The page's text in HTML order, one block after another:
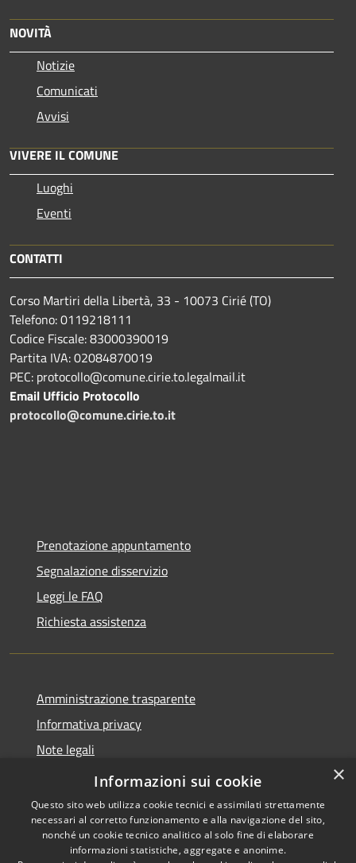
NOVITÀ
Notizie
Comunicati
Avvisi
VIVERE IL COMUNE
Luoghi
Eventi
CONTATTI
Corso Martiri della Libertà, 33 - 10073 Cirié (TO)
Telefono: 0119218111
Codice Fiscale: 83000390019
Partita IVA: 02084870019
PEC: protocollo@comune.cirie.to.legalmail.it
Email Ufficio Protocollo
protocollo@comune.cirie.to.it
Prenotazione appuntamento
Segnalazione disservizio
Leggi le FAQ
Richiesta assistenza
Amministrazione trasparente
Informativa privacy
Note legali
Dichiarazione di accessibilità
Copyright © 2026 • Città di
×
Informazioni sui cookie
Questo sito web utilizza cookie tecnici e assimilati strettamente
necessari al corretto funzionamento e alla navigazione del sito,
nonché un cookie tecnico analitico al solo fine di elaborare
informazioni statistiche, aggregate e anonime.